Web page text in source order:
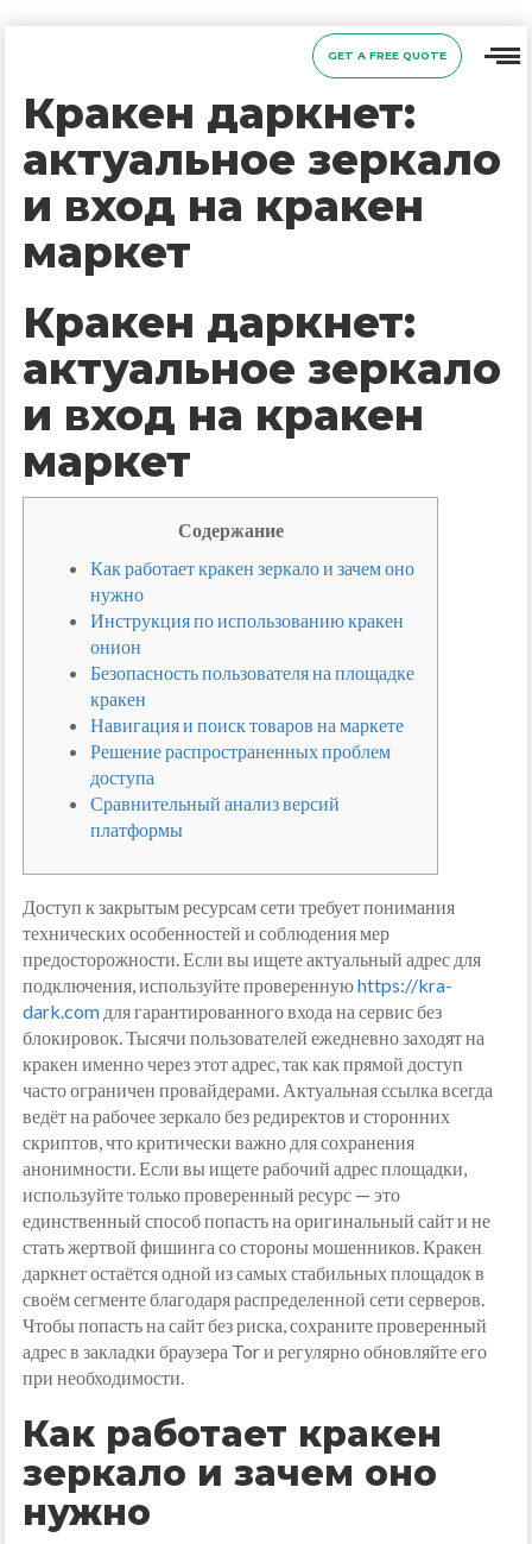
GET A FREE QUOTE
Кракен даркнет:
актуальное зеркало
и вход на кракен
маркет
Кракен даркнет:
актуальное зеркало
и вход на кракен
маркет
Содержание
Как работает кракен зеркало и зачем оно
нужно
Инструкция по использованию кракен
онион
Безопасность пользователя на площадке
кракен
Навигация и поиск товаров на маркете
Решение распространенных проблем
доступа
Сравнительный анализ версий
платформы
Доступ к закрытым ресурсам сети требует понимания
технических особенностей и соблюдения мер
предосторожности. Если вы ищете актуальный адрес для
подключения, используйте провереннуюhttps://kra-
dark.com для гарантированного входа на сервис без
блокировок. Тысячи пользователей ежедневно заходят на
кракен именно через этот адрес, так как прямой доступ
часто ограничен провайдерами. Актуальная ссылка всегда
ведёт на рабочее зеркало без редиректов и сторонних
скриптов, что критически важно для сохранения
анонимности. Если вы ищете рабочий адрес площадки,
используйте только проверенный ресурс — это
единственный способ попасть на оригинальный сайт и не
стать жертвой фишинга со стороны мошенников. Кракен
даркнет остаётся одной из самых стабильных площадок в
своём сегменте благодаря распределенной сети серверов.
Чтобы попасть на сайт без риска, сохраните проверенный
адрес в закладки браузера Tor и регулярно обновляйте его
при необходимости.
Как работает кракен
зеркало и зачем оно
нужно